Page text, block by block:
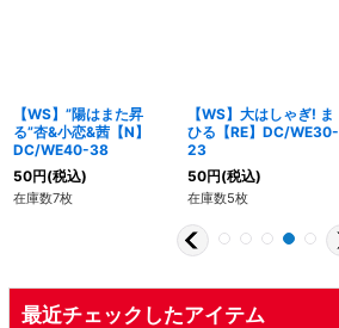
【WS】”陽はまた昇
る”杏&小恋&茜【N】
DC/WE40-38
50円(税込)
在庫数7枚
【WS】大はしゃぎ! ま
ひる【RE】DC/WE30-
23
50円(税込)
在庫数5枚
最近チェックしたアイテム